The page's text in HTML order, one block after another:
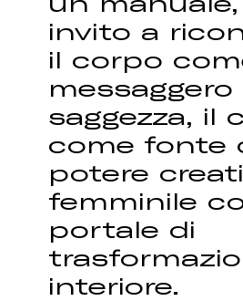
invito a
il corpo
messaggero
saggezza, il
come fonte
potere
femminile
portale di
interiore.